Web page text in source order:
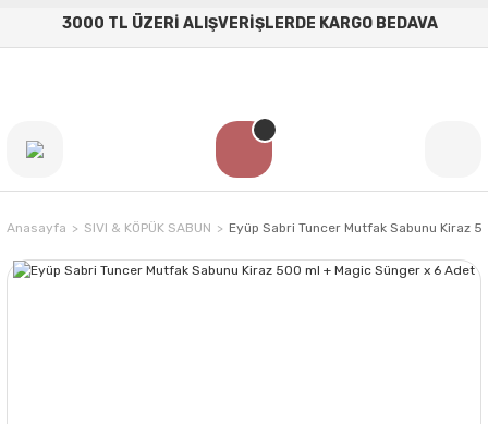
3000 TL ÜZERİ ALIŞVERİŞLERDE KARGO BEDAVA
Anasayfa SIVI & KÖPÜK SABUN Eyüp Sabri Tuncer Mutfak Sabunu Kiraz